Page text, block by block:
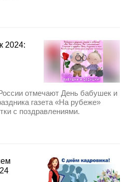
2024:
отмечают День бабушек и
газета «На рубеже»
с поздравлениями.